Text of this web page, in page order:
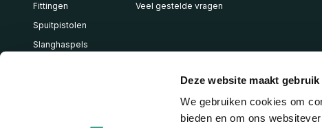
Deze website maakt
We gebruiken cookies om
bieden en om ons
Fittingen
Spuitpistolen
Slanghaspels
Veel gestelde vragen